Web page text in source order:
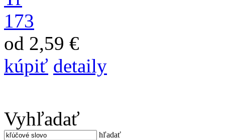
od 2,59 €
kúpiť detaily
Vyhľadať
hľadať